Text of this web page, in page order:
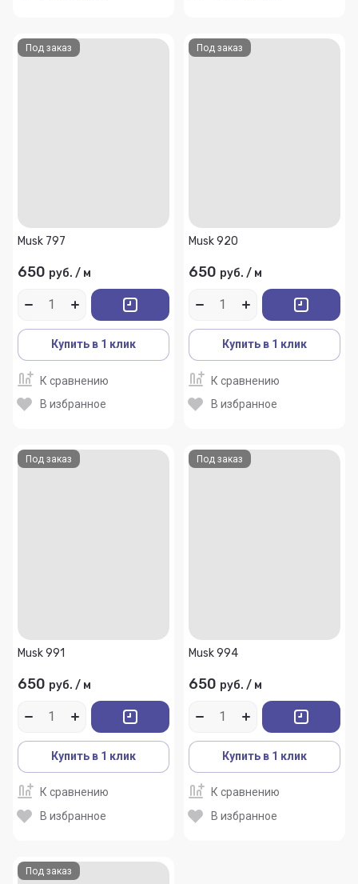
Под заказ
Musk 797
650 руб. / м
Купить в 1 клик
К сравнению
В избранное
Под заказ
Musk 920
650 руб. / м
Купить в 1 клик
К сравнению
В избранное
Под заказ
Musk 991
650 руб. / м
Купить в 1 клик
К сравнению
В избранное
Под заказ
Musk 994
650 руб. / м
Купить в 1 клик
К сравнению
В избранное
Под заказ